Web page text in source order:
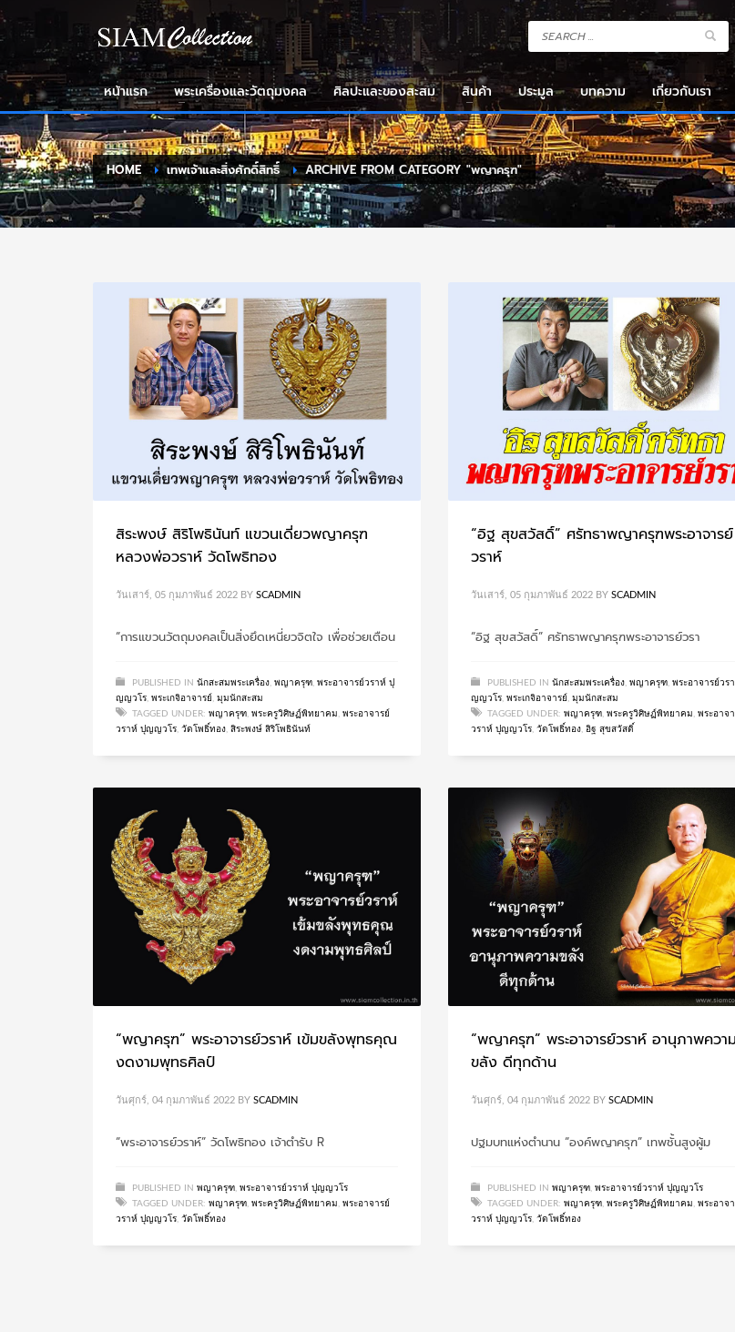
หน้าแรก พระเครื่องและวัตถุมงคล ศิลปะและของสะสม สินค้า ประมูล บทความ เกี่ยวกับเรา
HOME เทพเจ้าและสิ่งศักดิ์สิทธิ์ ARCHIVE FROM CATEGORY "พญาครุฑ"
สิระพงษ์ สิริโพธินันท์ แขวนเดี่ยวพญาครุฑ
หลวงพ่อวราห์ วัดโพธิทอง
วันเสาร์, 05 กุมภาพันธ์ 2022 BY SCADMIN
“การแขวนวัตถุมงคลเป็นสิ่งยึดเหนี่ยวจิตใจ เพื่อช่วยเตือน
PUBLISHED IN นักสะสมพระเครื่อง, พญาครุฑ, พระอาจารย์วราห์ ปุ
ญญวโร, พระเกจิอาจารย์ , มุมนักสะสม
TAGGED UNDER: พญาครุฑ, พระครูวิศิษฏ์พิทยาคม , พระอาจารย์
วราห์ ปุญญวโร, วัดโพธิ์ทอง, สิระพงษ์ สิริโพธินันท์
“อิฐ สุขสวัสดิ์” ศรัทธาพญาครุฑพระอาจารย์
วราห์
วันเสาร์, 05 กุมภาพันธ์ 2022 BY SCADMIN
“อิฐ สุขสวัสดิ์” ศรัทธาพญาครุฑพระอาจารย์วรา
PUBLISHED IN นักสะสมพระเครื่อง, พญาครุฑ, พระอาจารย์วร
ญญวโร, พระเกจิอาจารย์ , มุมนักสะสม
TAGGED UNDER: พญาครุฑ, พระครูวิศิษฏ์พิทยาคม , พระอาจา
วราห์ ปุญญวโร, วัดโพธิ์ทอง, อิฐ สุขสวัสดิ์
“พญาครุฑ” พระอาจารย์วราห์ เข้มขลังพุทธคุณ
งดงามพุทธศิลป์
วันศุกร์, 04 กุมภาพันธ์ 2022 BY SCADMIN
“พระอาจารย์วราห์” วัดโพธิทอง เจ้าตำรับ R
PUBLISHED IN พญาครุฑ, พระอาจารย์วราห์ ปุญญวโร
TAGGED UNDER: พญาครุฑ, พระครูวิศิษฏ์พิทยาคม , พระอาจารย์
วราห์ ปุญญวโร, วัดโพธิ์ทอง
“พญาครุฑ” พระอาจารย์วราห์ อานุภาพความ
ขลัง ดีทุกด้าน
วันศุกร์, 04 กุมภาพันธ์ 2022 BY SCADMIN
ปฐมบทแห่งตำนาน “องค์พญาครุฑ” เทพชั้นสูงผู้ม
PUBLISHED IN พญาครุฑ, พระอาจารย์วราห์ ปุญญวโร
TAGGED UNDER: พญาครุฑ, พระครูวิศิษฏ์พิทยาคม , พระอาจา
วราห์ ปุญญวโร, วัดโพธิ์ทอง